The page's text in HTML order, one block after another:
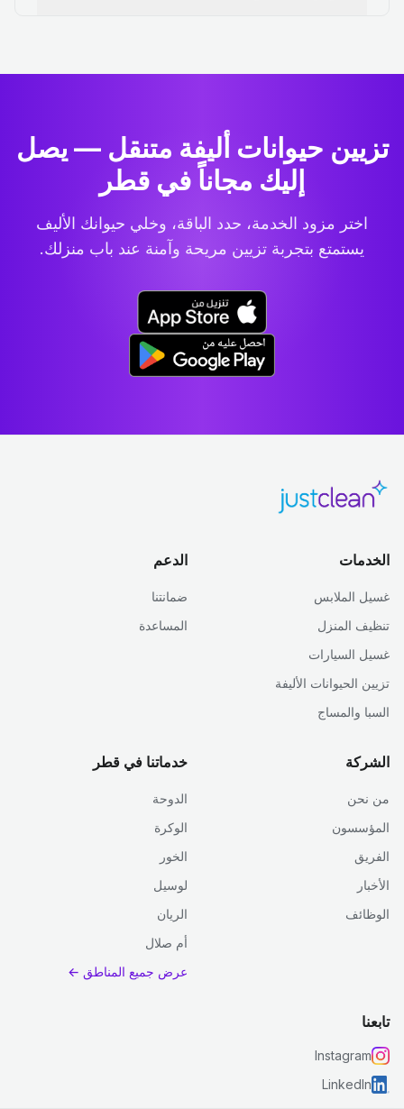
تزيين حيوانات أليفة متنقل — يصل
إليك مجاناً في قطر
اختر مزود الخدمة، حدد الباقة، وخلي حيوانك الأليف
يستمتع بتجربة تزيين مريحة وآمنة عند باب منزلك.
الخدمات
غسيل الملابس
تنظيف المنزل
غسيل السيارات
تزيين الحيوانات الأليفة
السبا والمساج
الدعم
ضمانتنا
المساعدة
الشركة
من نحن
المؤسسون
الفريق
الأخبار
الوظائف
خدماتنا في قطر
الدوحة
الوكرة
الخور
لوسيل
الريان
أم صلال
عرض جميع المناطق ←
تابعنا
Instagram
LinkedIn